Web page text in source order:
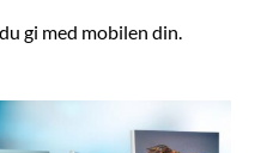
gi med mobilen din.